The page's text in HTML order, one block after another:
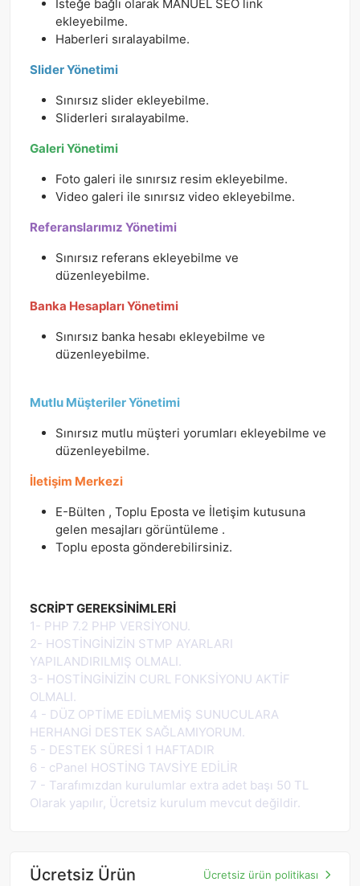
İsteğe bağlı olarak MANUEL SEO link
ekleyebilme.
Haberleri sıralayabilme.
Slider Yönetimi
Sınırsız slider ekleyebilme.
Sliderleri sıralayabilme.
Galeri Yönetimi
Foto galeri ile sınırsız resim ekleyebilme.
Video galeri ile sınırsız video ekleyebilme.
Referanslarımız Yönetimi
Sınırsız referans ekleyebilme ve
düzenleyebilme.
Banka Hesapları Yönetimi
Sınırsız banka hesabı ekleyebilme ve
düzenleyebilme.
Mutlu Müşteriler Yönetimi
Sınırsız mutlu müşteri yorumları ekleyebilme ve
düzenleyebilme.
İletişim Merkezi
E-Bülten , Toplu Eposta ve İletişim kutusuna
gelen mesajları görüntüleme .
Toplu eposta gönderebilirsiniz.
SCRİPT GEREKSİNİMLERİ
1- PHP 7.2 PHP VERSİYONU.
2- HOSTİNGİNİZİN STMP AYARLARI
YAPILANDIRILMIŞ OLMALI.
3- HOSTİNGİNİZİN CURL FONKSİYONU AKTİF
OLMALI.
4 - DÜZ OPTİME EDİLMEMİŞ SUNUCULARA
HERHANGİ DESTEK SAĞLAMIYORUM.
5 - DESTEK SÜRESİ 1 HAFTADIR
6 - cPanel HOSTİNG TAVSİYE EDİLİR
7 - Tarafımızdan kurulumlar extra adet başı 50 TL
Olarak yapılır, Ücretsiz kurulum mevcut değildir.
Ücretsiz Ürün Ücretsiz ürün politikası